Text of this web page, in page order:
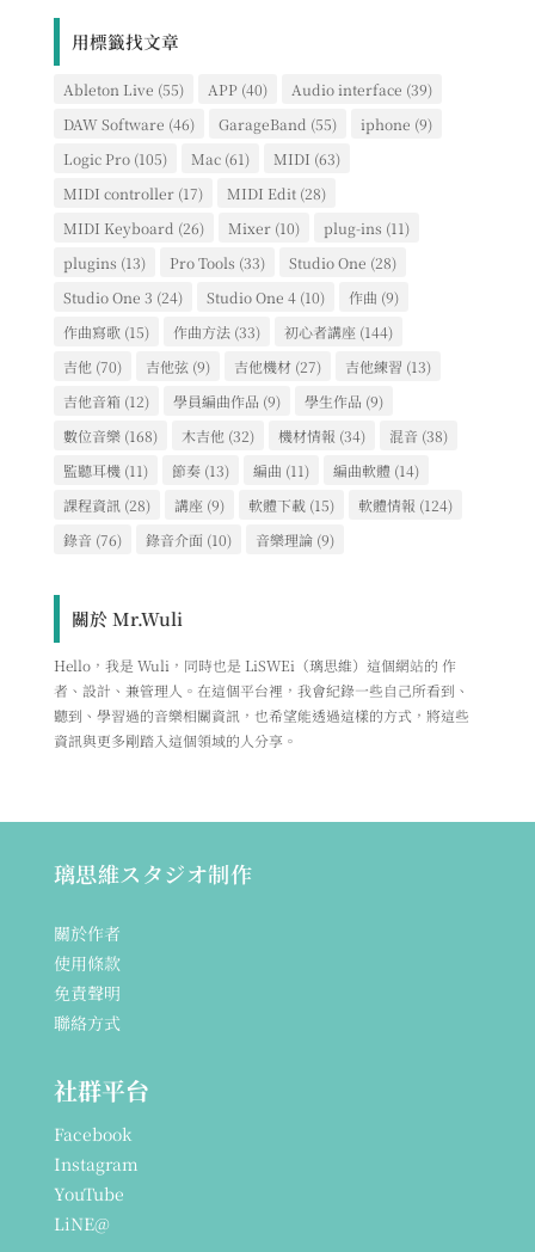
類
別
用標籤找文章
Ableton Live (55) APP(40) Audio interface (39)
DAW Software (46) GarageBand (55) iphone (9)
Logic Pro(105) Mac(61) MIDI (63)
MIDI controller(17) MIDI Edit(28)
MIDI Keyboard (26) Mixer(10) plug-ins (11)
plugins (13) Pro Tools (33) Studio One (28)
Studio One 3 (24) Studio One 4(10) 作曲 (9)
作曲寫歌(15) 作曲方法(33) 初心者講座 (144)
吉他(70) 吉他弦(9) 吉他機材(27) 吉他練習 (13)
吉他音箱 (12) 學員編曲作品 (9) 學生作品 (9)
數位音樂(168) 木吉他(32) 機材情報 (34) 混音 (38)
監聽耳機(11) 節奏(13) 編曲 (11) 編曲軟體 (14)
課程資訊(28) 講座 (9) 軟體下載(15) 軟體情報 (124)
錄音 (76) 錄音介面 (10) 音樂理論(9)
關於 Mr.Wuli
Hello，我是 Wuli，同時也是 LiSWEi（璃思維）這個網站的 作
者、設計、兼管理人。在這個平台裡，我會紀錄一些自己所看到、
聽到、學習過的音樂相關資訊，也希望能透過這樣的方式，將這些
資訊與更多剛踏入這個領域的人分享。
璃思維スタジオ制作
關於作者
使用條款
免責聲明
聯絡方式
社群平台
Facebook
Instagram
YouTube
LiNE@